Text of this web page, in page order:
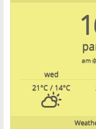
wed
21°C / 14°C